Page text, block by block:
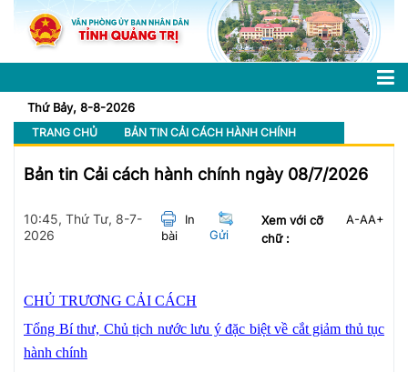
Thứ Bảy, 8-8-2026
TRANG CHỦ BẢN TIN CẢI CÁCH HÀNH CHÍNH
Bản tin Cải cách hành chính ngày 08/7/2026
10:45, Thứ Tư, 8-7-
2026
In
bài
Gửi
Xem với cỡ
chữ :
A-AA+
CHỦ TRƯƠNG CẢI CÁCH
Tổng Bí thư, Chủ tịch nước lưu ý đặc biệt về cắt giảm thủ tục
hành chính